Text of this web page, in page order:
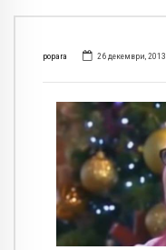
popara 26 декември, 2013